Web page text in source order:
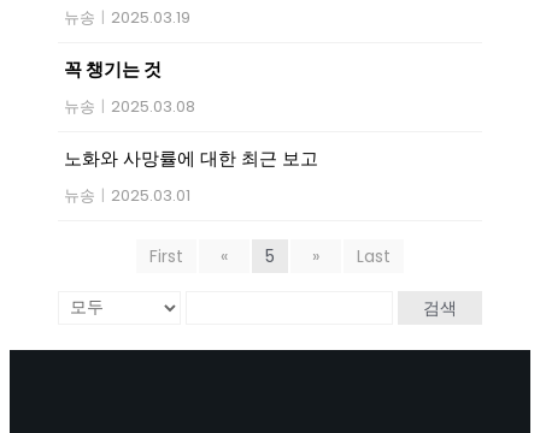
뉴송 | 2025.03.19
꼭 챙기는 것
뉴송 | 2025.03.08
노화와 사망률에 대한 최근 보고
뉴송 | 2025.03.01
First « 5 » Last
검색